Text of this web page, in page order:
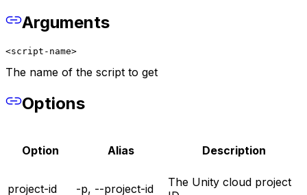
Arguments
<script-name>
The name of the script to get
Options
Option Alias Description
project-id -p, --project-id
The Unity cloud project